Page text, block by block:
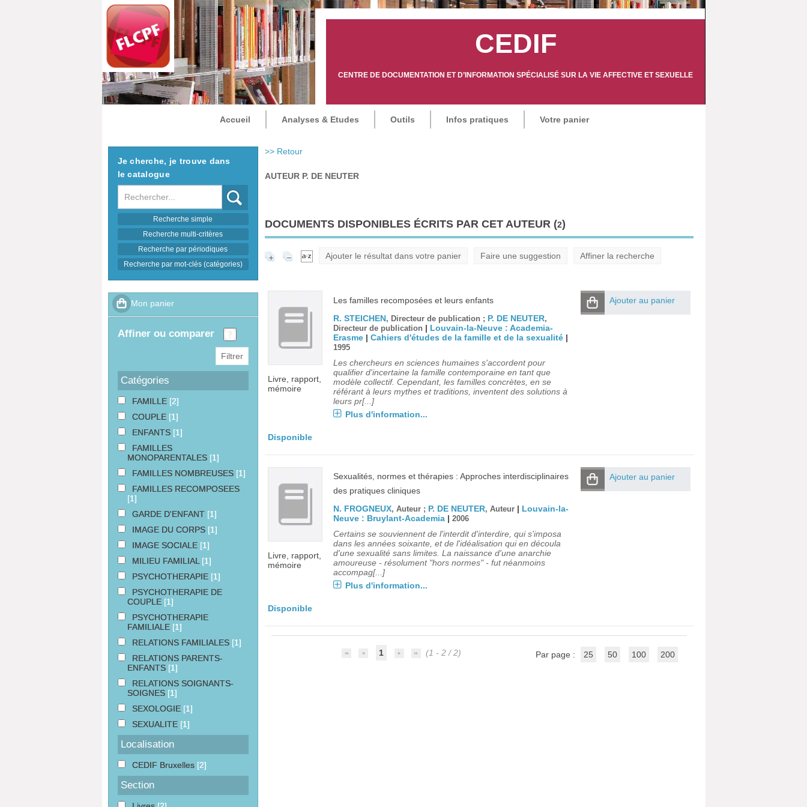
CEDIF
CENTRE DE DOCUMENTATION ET D’INFORMATION SPÉCIALISÉ SUR LA VIE AFFECTIVE ET SEXUELLE
Accueil Analyses & Etudes Outils Infos pratiques Votre panier
>> Retour
AUTEUR P. DE NEUTER
DOCUMENTS DISPONIBLES ÉCRITS PAR CET AUTEUR (2)
Ajouter le résultat dans votre panier Faire une suggestion Affiner la recherche
Livre, rapport,
mémoire
Les familles recomposées et leurs enfants
R. STEICHEN, Directeur de publication ; P. DE NEUTER,
Directeur de publication | Louvain-la-Neuve : Academia-
Erasme| Cahiers d'études de la famille et de la sexualité|
1995
Les chercheurs en sciences humaines s'accordent pour
qualifier d'incertaine la famille contemporaine en tant que
modèle collectif. Cependant, les familles concrètes, en se
référant à leurs mythes et traditions, inventent des solutions à
leurs pr[...]
Plus d'information...
Ajouter au panier
Disponible
Livre, rapport,
mémoire
Sexualités, normes et thérapies : Approches interdisciplinaires
des pratiques cliniques
N. FROGNEUX, Auteur ; P. DE NEUTER, Auteur | Louvain-la-
Neuve : Bruylant-Academia| 2006
Certains se souviennent de l'interdit d'interdire, qui s'imposa
dans les années soixante, et de l'idéalisation qui en découla
d'une sexualité sans limites. La naissance d'une anarchie
amoureuse - résolument "hors normes" - fut néanmoins
accompag[...]
Plus d'information...
Ajouter au panier
Disponible
1 (1 - 2 / 2) Par page : 25 50 100 200
Je cherche, je trouve dans
le catalogue
Recherche
Recherche simple
Recherche multi-critères
Recherche par périodiques
Recherche par mot-clés (catégories)
affiner ou comparer
Catégories
FAMILLE [2]
COUPLE [1]
ENFANTS [1]
FAMILLES
MONOPARENTALES [1]
FAMILLES NOMBREUSES [1]
FAMILLES RECOMPOSEES
[1]
GARDE D'ENFANT [1]
IMAGE DU CORPS [1]
IMAGE SOCIALE [1]
MILIEU FAMILIAL [1]
PSYCHOTHERAPIE [1]
PSYCHOTHERAPIE DE
COUPLE [1]
PSYCHOTHERAPIE
FAMILIALE [1]
RELATIONS FAMILIALES [1]
RELATIONS PARENTS-
ENFANTS [1]
RELATIONS SOIGNANTS-
SOIGNES [1]
SEXOLOGIE [1]
SEXUALITE [1]
Localisation
CEDIF Bruxelles [2]
Section